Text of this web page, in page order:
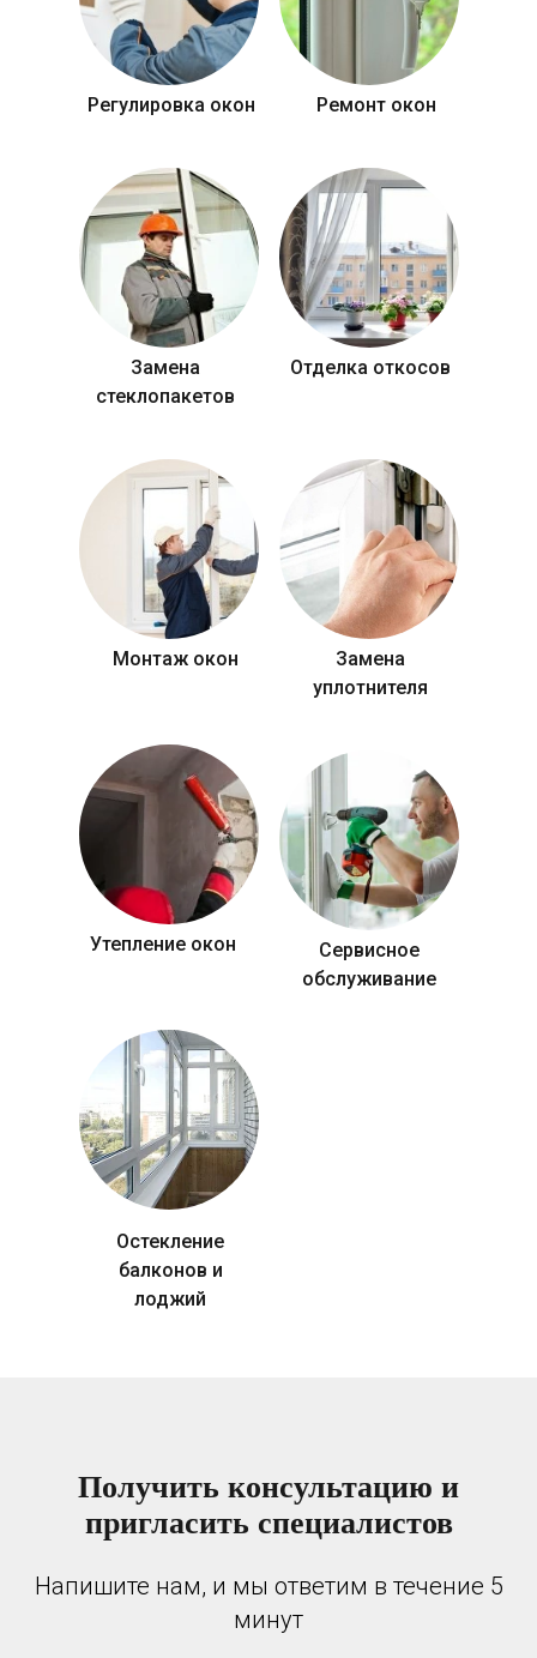
Регулировка окон Ремонт окон
Замена
стеклопакетов
Отделка откосов
Монтаж окон
Замена
уплотнителя
Утепление окон
Сервисное
обслуживание
Остекление
балконов и
лоджий
Получить консультацию и
пригласить специалистов
Напишите нам, и мы ответим в течение 5
минут